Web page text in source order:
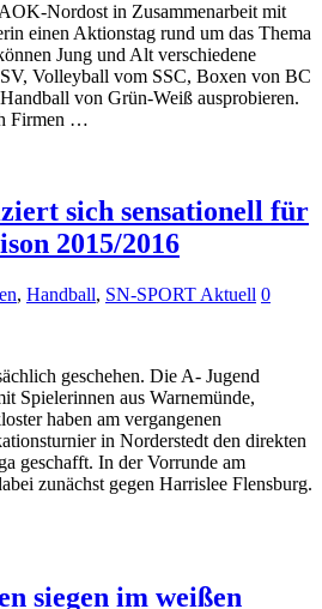
Nordost in Zusammenarbeit mit
einen Aktionstag rund um das Thema
Jung und Alt verschiedene
Volleyball vom SSC, Boxen von BC
von Grün-Weiß ausprobieren.
Firmen …
sich sensationell für
2015/2016
, Handball, SN-SPORT Aktuell 0
geschehen. Die A- Jugend
Spielerinnen aus Warnemünde,
haben am vergangenen
in Norderstedt den direkten
geschafft. In der Vorrunde am
zunächst gegen Harrislee Flensburg.
siegen im weißen